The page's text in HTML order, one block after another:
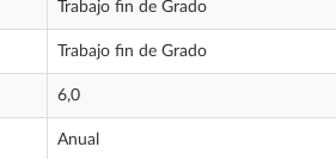
Trabajo fin de Grado
Trabajo fin de Grado
6,0
Anual